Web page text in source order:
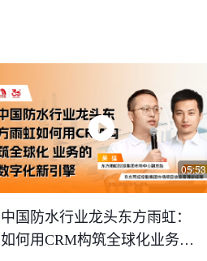
05:53
中国防水行业龙头东方雨虹：
如何用CRM构筑全球化业务的